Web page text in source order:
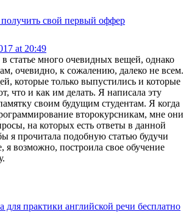
свой первый оффер
at 20:49
статье много очевидных вещей, однако
очевидно, к сожалению, далеко не всем.
которые только выпустились и которые
что и как им делать. Я написала эту
своим будущим студентам. Я когда
второкурсникам, мне они
на которых есть ответы в данной
я прочитала подобную статью будучи
я возможно, построила свое обучение
для практики английской речи бесплатно